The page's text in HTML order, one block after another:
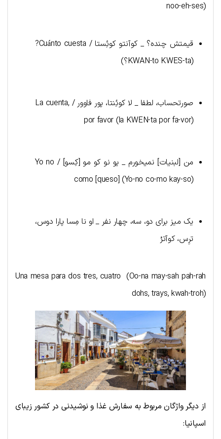
noo-eh-ses)
قیمتش چنده؟ _ کوآنتو کوئِستا / Cuánto cuesta?
(KWAN-to KWES-ta؟)
صورتحساب، لطفا _ لا کوئِنتا، پور فاوور / La cuenta,
por favor (la KWEN-ta por fa-vor)
من [لبنیات] نمیخورم _ یو نو کو مو [کِسو] / Yo no
como [queso] (Yo-no co-mo kay-so)
یک میز برای دو، سه، چهار نفر _ او نا مِسا پارا دوس،
ترِس، کوآترُ
Una mesa para dos tres, cuatro (Oo-na may-sah pah-rah
dohs, trays, kwah-troh)
از دیگر واژگان مربوط به سفارش غذا و نوشیدنی در کشور زیبای
اسپانیا: